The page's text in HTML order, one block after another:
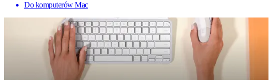
Do komputerów Mac